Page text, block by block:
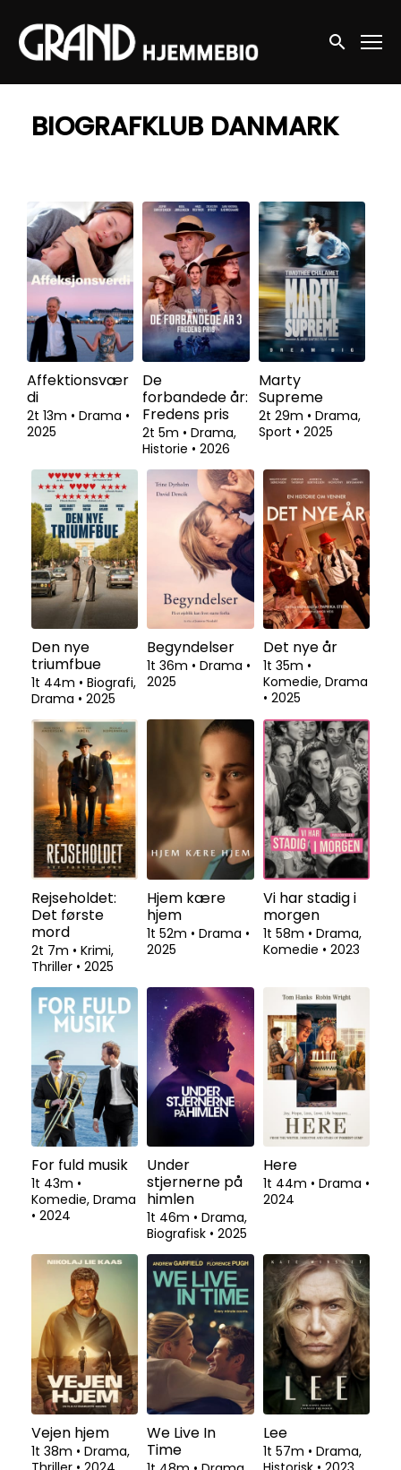
Accessibility Links
Søg nu
BIOGRAFKLUB DANMARK
Affektionsvær
di
2t 13m • Drama •
2025
De
forbandede år:
Fredens pris
2t 5m • Drama,
Historie • 2026
Marty
Supreme
2t 29m • Drama,
Sport • 2025
Se fra
Den nye
triumfbue
1t 44m • Biografi,
Drama • 2025
Begyndelser
1t 36m • Drama •
2025
Det nye år
1t 35m •
Komedie, Drama
• 2025
Rejseholdet:
Det første
mord
2t 7m • Krimi,
Thriller • 2025
Hjem kære
hjem
1t 52m • Drama •
2025
Vi har stadig i
morgen
1t 58m • Drama,
Komedie • 2023
For fuld musik
1t 43m •
Komedie, Drama
• 2024
Under
stjernerne på
himlen
1t 46m • Drama,
Biografisk • 2025
Here
1t 44m • Drama •
2024
Vejen hjem
1t 38m • Drama,
We Live In
Time
Lee
1t 57m • Drama,